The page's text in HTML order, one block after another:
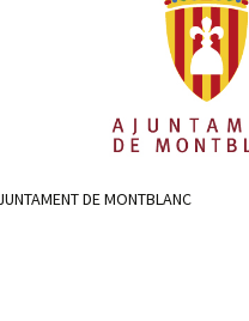
DE MONTBLANC